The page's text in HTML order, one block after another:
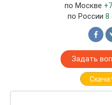
по Москве
по России 8
Задать
Поиск: